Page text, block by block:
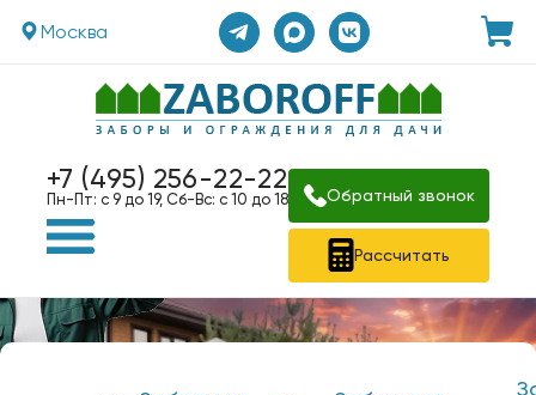
Москва
+7 (495) 256-22-22
Пн-Пт: с 9 до 19, Сб-Вс: с 10 до 18 Обратный звонок
Рассчитать